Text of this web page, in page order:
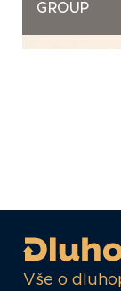
GROUP
Vše o